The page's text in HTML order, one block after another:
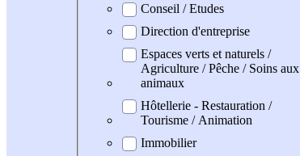
Conseil / Etudes
Direction d'entreprise
Espaces verts et naturels /
Agriculture / Pêche / Soins aux
animaux
Hôtellerie - Restauration /
Tourisme / Animation
Immobilier